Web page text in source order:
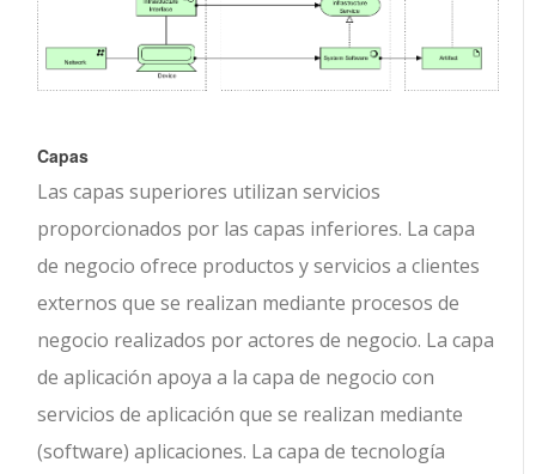
Capas
Las capas superiores utilizan servicios
proporcionados por las capas inferiores. La capa
de negocio ofrece productos y servicios a clientes
externos que se realizan mediante procesos de
negocio realizados por actores de negocio. La capa
de aplicación apoya a la capa de negocio con
servicios de aplicación que se realizan mediante
(software) aplicaciones. La capa de tecnología